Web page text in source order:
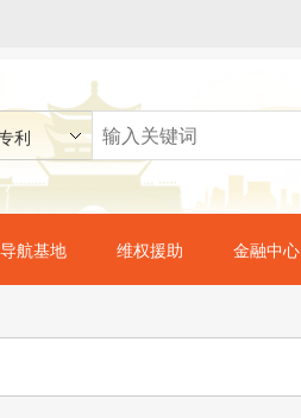
利
导航基地 维权援助 金融中心